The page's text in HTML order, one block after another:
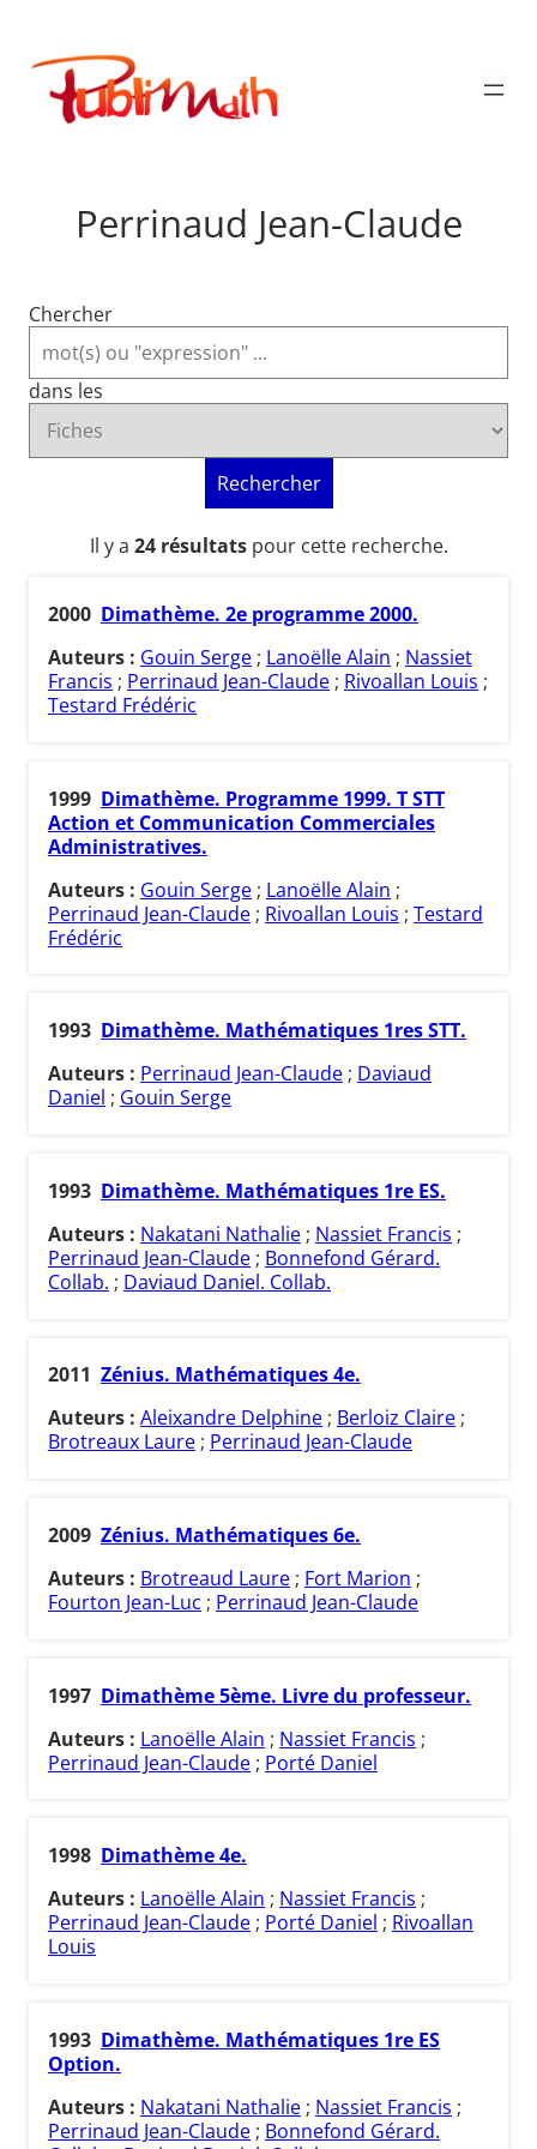
contenu
Publimath
Perrinaud Jean-Claude
Chercher
dans les
Rechercher
Il y a 24 résultatspour cette recherche.
2000 Dimathème. 2e programme 2000.
Auteurs : Gouin Serge ; Lanoëlle Alain ; Nassiet
Francis ; Perrinaud Jean-Claude ; Rivoallan Louis ;
Testard Frédéric
1999 Dimathème. Programme 1999. T STT
Action et Communication Commerciales
Administratives.
Auteurs : Gouin Serge ; Lanoëlle Alain ;
Perrinaud Jean-Claude ; Rivoallan Louis ; Testard
Frédéric
1993 Dimathème. Mathématiques 1res STT.
Auteurs : Perrinaud Jean-Claude ; Daviaud
Daniel ; Gouin Serge
1993 Dimathème. Mathématiques 1re ES.
Auteurs : Nakatani Nathalie ; Nassiet Francis ;
Perrinaud Jean-Claude ; Bonnefond Gérard.
Collab. ; Daviaud Daniel. Collab.
2011 Zénius. Mathématiques 4e.
Auteurs : Aleixandre Delphine; Berloiz Claire;
Brotreaux Laure; Perrinaud Jean-Claude
2009 Zénius. Mathématiques 6e.
Auteurs : Brotreaud Laure ; Fort Marion ;
Fourton Jean-Luc ; Perrinaud Jean-Claude
1997 Dimathème 5ème. Livre du professeur.
Auteurs : Lanoëlle Alain ; Nassiet Francis ;
Perrinaud Jean-Claude ; Porté Daniel
1998 Dimathème 4e.
Auteurs : Lanoëlle Alain ; Nassiet Francis ;
Perrinaud Jean-Claude ; Porté Daniel ; Rivoallan
Louis
1993 Dimathème. Mathématiques 1re ES
Option.
Auteurs : Nakatani Nathalie ; Nassiet Francis ;
Perrinaud Jean-Claude ; Bonnefond Gérard.